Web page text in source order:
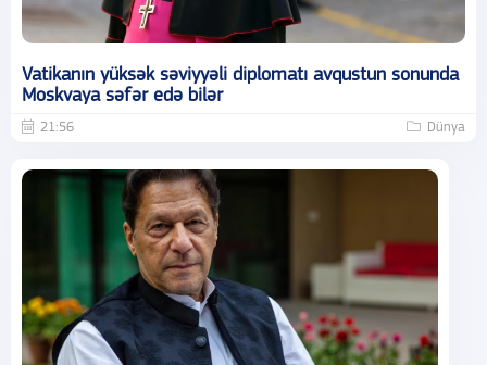
Vatikanın yüksək səviyyəli diplomatı avqustun sonunda
Moskvaya səfər edə bilər
21:56 Dünya